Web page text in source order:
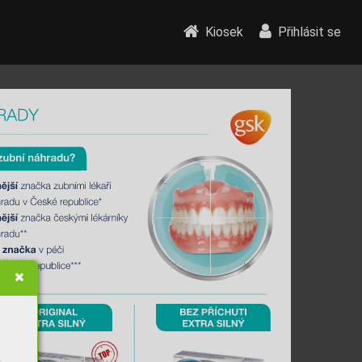
Kiosek Přihlásit se